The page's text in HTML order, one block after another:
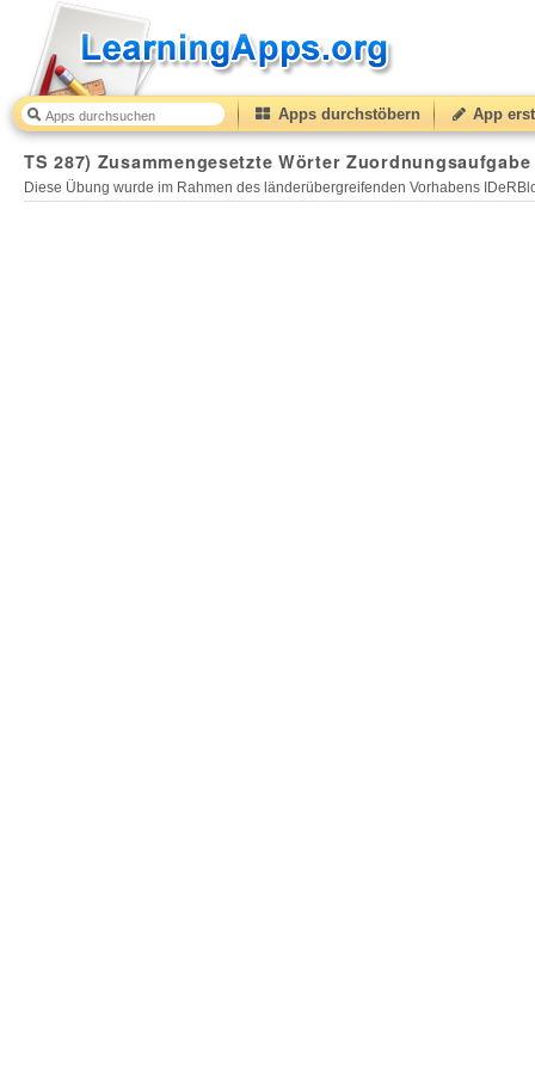
Apps durchstöbern App
TS 287) Zusammengesetzte Wörter
Diese Übung wurde im Rahmen des länderübergreifenden Vorhabens